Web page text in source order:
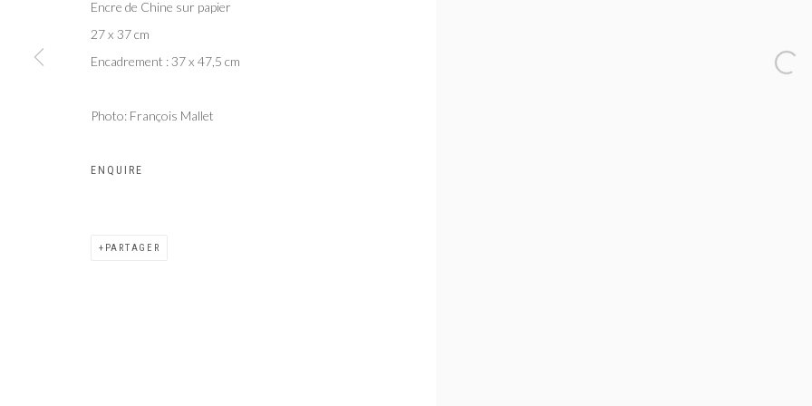
Encre de Chine sur papier
27 x 37 cm
Encadrement : 37 x 47,5 cm
Photo: François Mallet
ENQUIRE
PARTAGER